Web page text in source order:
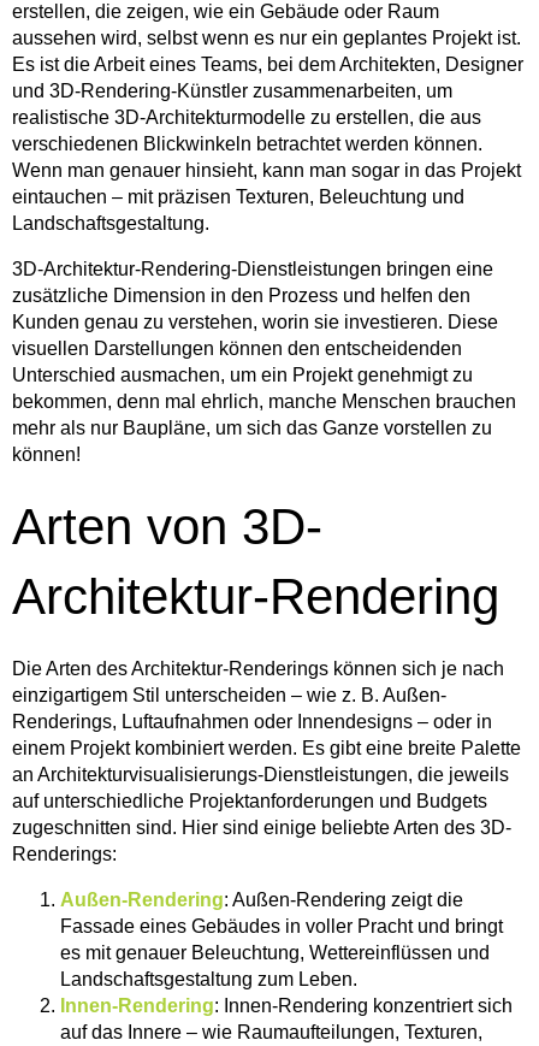
erstellen, die zeigen, wie ein Gebäude oder Raum
aussehen wird, selbst wenn es nur ein geplantes Projekt ist.
Es ist die Arbeit eines Teams, bei dem Architekten, Designer
und 3D-Rendering-Künstler zusammenarbeiten, um
realistische 3D-Architekturmodelle zu erstellen, die aus
verschiedenen Blickwinkeln betrachtet werden können.
Wenn man genauer hinsieht, kann man sogar in das Projekt
eintauchen – mit präzisen Texturen, Beleuchtung und
Landschaftsgestaltung.
3D-Architektur-Rendering-Dienstleistungen bringen eine
zusätzliche Dimension in den Prozess und helfen den
Kunden genau zu verstehen, worin sie investieren. Diese
visuellen Darstellungen können den entscheidenden
Unterschied ausmachen, um ein Projekt genehmigt zu
bekommen, denn mal ehrlich, manche Menschen brauchen
mehr als nur Baupläne, um sich das Ganze vorstellen zu
können!
Arten von 3D-
Architektur-Rendering
Die Arten des Architektur-Renderings können sich je nach
einzigartigem Stil unterscheiden – wie z. B. Außen-
Renderings, Luftaufnahmen oder Innendesigns – oder in
einem Projekt kombiniert werden. Es gibt eine breite Palette
an Architekturvisualisierungs-Dienstleistungen, die jeweils
auf unterschiedliche Projektanforderungen und Budgets
zugeschnitten sind. Hier sind einige beliebte Arten des 3D-
Renderings:
Außen-Rendering: Außen-Rendering zeigt die
Fassade eines Gebäudes in voller Pracht und bringt
es mit genauer Beleuchtung, Wettereinflüssen und
Landschaftsgestaltung zum Leben.
Innen-Rendering: Innen-Rendering konzentriert sich
auf das Innere – wie Raumaufteilungen, Texturen,